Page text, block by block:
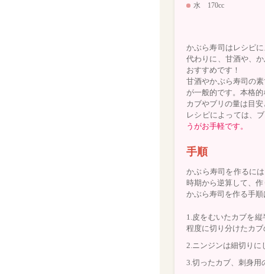
水 170cc
かぶら寿司はレシピ
代わりに、甘酒や、
おすすめです！
甘酒やかぶら寿司の
が一般的です。本格
カブやブリの量は目
レシピによっては、
うがお手軽です。
手順
かぶら寿司を作るに
時期から逆算して、
かぶら寿司を作る手
1.皮をむいたカブを
程度に切り分けたカ
2.ニンジンは細切り
3.切ったカブ、刺身用